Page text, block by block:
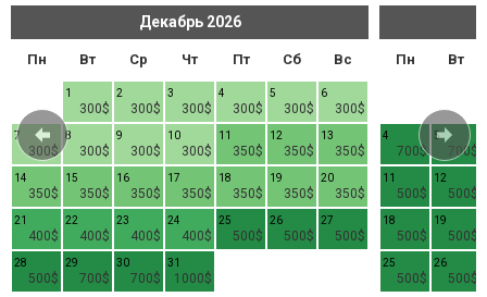
Декабрь 2026
Пн Вт Ср Чт Пт Сб Вс
300$
1
300$
2
300$
3
300$
4
300$
5
300$
6
300$
7
300$
8
300$
9
300$
10
350$
11
350$
12
350$
13
350$
14
350$
15
350$
16
350$
17
350$
18
350$
19
350$
20
400$
21
400$
22
400$
23
400$
24
500$
25
500$
26
500$
27
500$
28
700$
29
700$
30
1000$
31
Пн Вт
700$
4
700$
5
500$
11
500$
12
500$
18
500$
19
500$
25
500$
26